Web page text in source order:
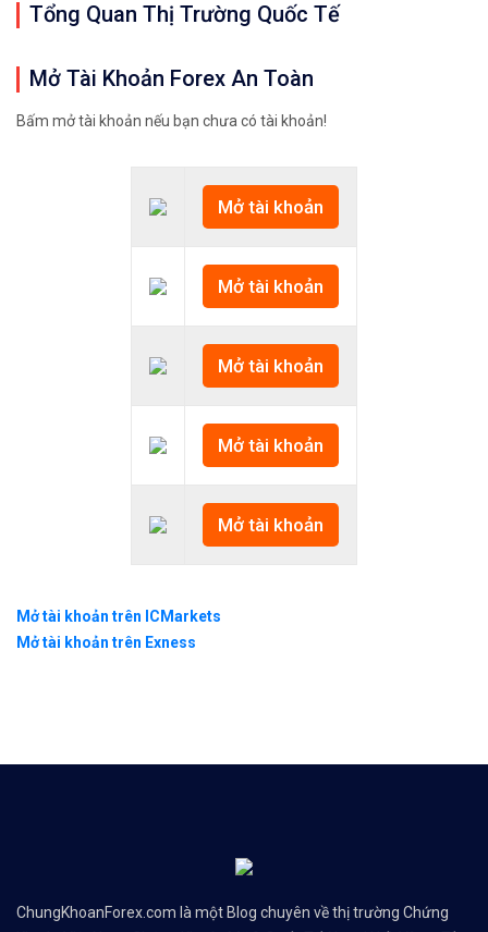
Tổng Quan Thị Trường Quốc Tế
Mở Tài Khoản Forex An Toàn
Bấm mở tài khoản nếu bạn chưa có tài khoản!
Mở tài khoản
Mở tài khoản
Mở tài khoản
Mở tài khoản
Mở tài khoản
Mở tài khoản trên ICMarkets
Mở tài khoản trên Exness
ChungKhoanForex.com là một Blog chuyên về thị trường Chứng